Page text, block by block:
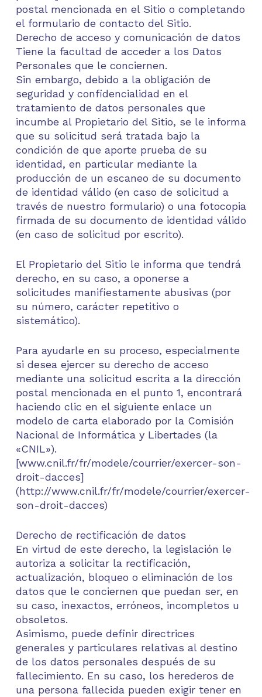
postal mencionada en el Sitio o completando
el formulario de contacto del Sitio.
Derecho de acceso y comunicación de datos
Tiene la facultad de acceder a los Datos
Personales que le conciernen.
Sin embargo, debido a la obligación de
seguridad y confidencialidad en el
tratamiento de datos personales que
incumbe al Propietario del Sitio, se le informa
que su solicitud será tratada bajo la
condición de que aporte prueba de su
identidad, en particular mediante la
producción de un escaneo de su documento
de identidad válido (en caso de solicitud a
través de nuestro formulario) o una fotocopia
firmada de su documento de identidad válido
(en caso de solicitud por escrito).
El Propietario del Sitio le informa que tendrá
derecho, en su caso, a oponerse a
solicitudes manifiestamente abusivas (por
su número, carácter repetitivo o
sistemático).
Para ayudarle en su proceso, especialmente
si desea ejercer su derecho de acceso
mediante una solicitud escrita a la dirección
postal mencionada en el punto 1, encontrará
haciendo clic en el siguiente enlace un
modelo de carta elaborado por la Comisión
Nacional de Informática y Libertades (la
«CNIL»).
[www.cnil.fr/fr/modele/courrier/exercer-son-
droit-dacces]
(http://www.cnil.fr/fr/modele/courrier/exercer-
son-droit-dacces)
Derecho de rectificación de datos
En virtud de este derecho, la legislación le
autoriza a solicitar la rectificación,
actualización, bloqueo o eliminación de los
datos que le conciernen que puedan ser, en
su caso, inexactos, erróneos, incompletos u
obsoletos.
Asimismo, puede definir directrices
generales y particulares relativas al destino
de los datos personales después de su
fallecimiento. En su caso, los herederos de
una persona fallecida pueden exigir tener en